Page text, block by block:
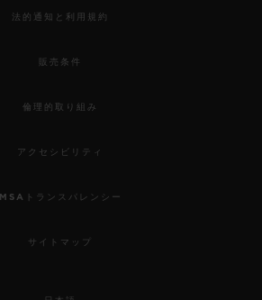
法的通知と利用規約
販売条件
倫理的取り組み
アクセシビリティ
MSAトランスパレンシー
サイトマップ